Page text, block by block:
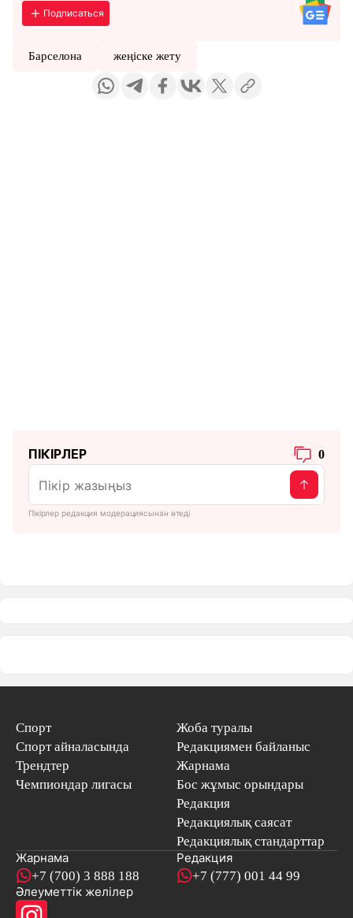
Подписаться
Барселона жеңіске жету
ПІКІРЛЕР 0
Пікірлер редакция модерациясынан өтеді
Спорт
Спорт айналасында
Трендтер
Чемпиондар лигасы
Жоба туралы
Редакциямен байланыс
Жарнама
Бос жұмыс орындары
Редакция
Редакциялық саясат
Редакциялық стандарттар
Жарнама
+7 (700) 3 888 188
Редакция
+7 (777) 001 44 99
Әлеуметтік желілер